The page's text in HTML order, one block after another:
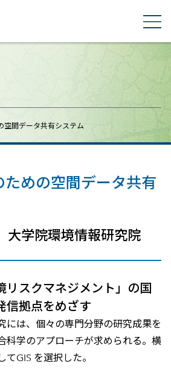
空間データ共有システム
ための空間データ共有
学院環境情報研究院
リスクマネジメント」の国
信拠点をめざす
には、個々の専門分野の研究成果を
科学のアプローチが求められる。横
GIS を選択した。